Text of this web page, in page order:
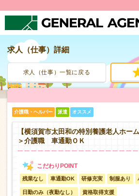
人材派遣サービス
転職支援サービス
登録から就業まで
お問い合わせ
求人（仕事）詳細
求人（仕事）一覧に戻る
介護職・ヘルパー 派遣 オススメ
【横須賀市太田和の特別養護老人ホー
＞介護職 車通勤ＯＫ
残業なし 車通勤OK 研修充実 制服あり
日勤のみ（夜勤なし） 資格取得支援